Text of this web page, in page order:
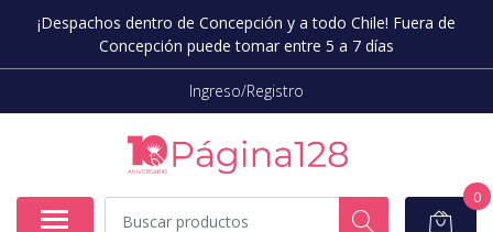
¡Despachos dentro de Concepción y a todo Chile! Fuera de
Concepción puede tomar entre 5 a 7 días
Ingreso/Registro
0